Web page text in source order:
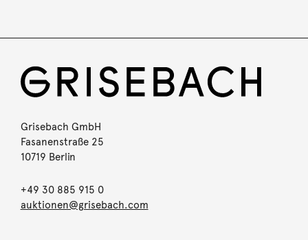
Grisebach GmbH
Fasanenstraße 25
10719 Berlin
+49 30 885 915 0
auktionen@grisebach.com